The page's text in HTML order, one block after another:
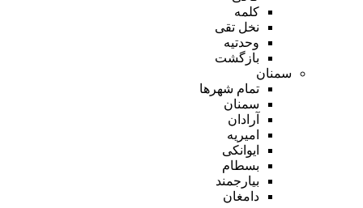
کلمه
نخل تقی
وحدتیه
بازگشت
سمنان
تمام شهر‌ها
سمنان
آرادان
امیریه
ایوانکی
بسطام
بیارجمند
دامغان